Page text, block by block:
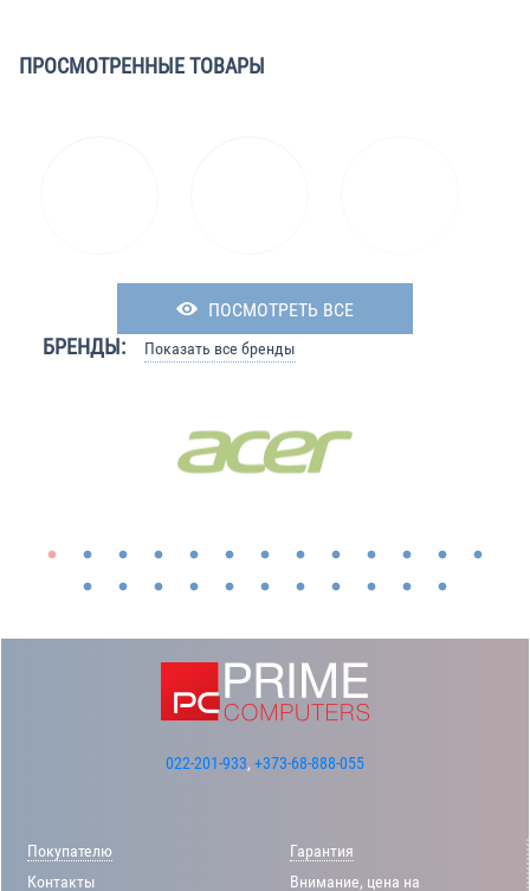
ПРОСМОТРЕННЫЕ ТОВАРЫ
ПОСМОТРЕТЬ ВСЕ
БРЕНДЫ: Показать все бренды
022-201-933, +373-68-888-055
Покупателю
Контакты
Гарантия
Внимание, цена на